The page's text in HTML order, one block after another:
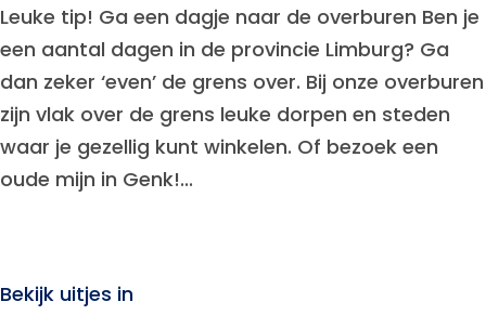
Leuke tip! Ga een dagje naar de overburen Ben je
een aantal dagen in de provincie Limburg? Ga
dan zeker ‘even’ de grens over. Bij onze overburen
zijn vlak over de grens leuke dorpen en steden
waar je gezellig kunt winkelen. Of bezoek een
oude mijn in Genk!...
Bekijk uitjes in